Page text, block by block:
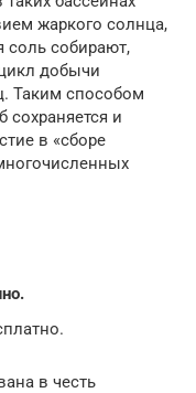
жаркого солнца,
соль собирают,
добычи
Таким способом
сохраняется и
в «сборе
в честь